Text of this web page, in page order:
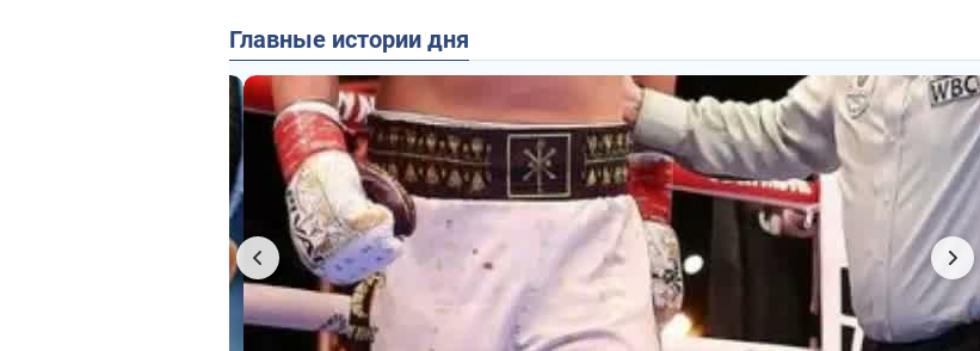
Главные истории дня